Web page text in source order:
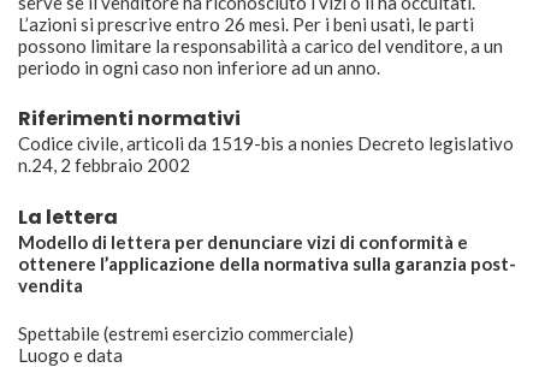
L’azioni si prescrive entro 26 mesi. Per i beni usati, le parti
possono limitare la responsabilità a carico del venditore, a un
periodo in ogni caso non inferiore ad un anno.
Riferimenti normativi
Codice civile, articoli da 1519-bis a nonies Decreto legislativo
n.24, 2 febbraio 2002
La lettera
Modello di lettera per denunciare vizi di conformità e
ottenere l’applicazione della normativa sulla garanzia post-
vendita
Spettabile (estremi esercizio commerciale)
Luogo e data